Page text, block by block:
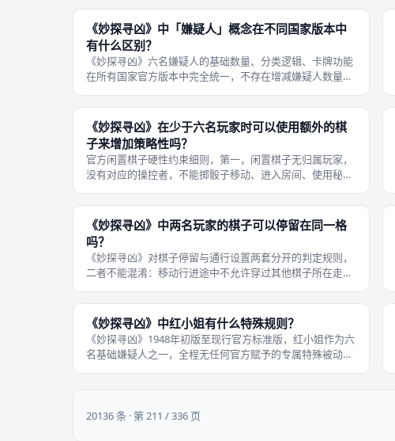
二层是定位卡牌持有者，知晓这条线索固定在某名玩家手
牌，通过多轮交叉假设拆分线索分布，
《妙探寻凶》中「嫌疑人」概念在不同国家版本中
有什么区别？
《妙探寻凶》六名嫌疑人的基础数量、分类逻辑、卡牌功能
在所有国家官方版本中完全统一，不存在增减嫌疑人数量、
地化微调：人物姓名翻译、角色背景故事描述、2016年全球
统一人物替换，所有调整仅影响
《妙探寻凶》在少于六名玩家时可以使用额外的棋
子来增加策略性吗？
官方闲置棋子硬性约束细则，第一，闲置棋子无归属玩家，
没有对应的操控者，不能掷骰子移动、进入房间、使用秘密
式指控时，虽然可以口头提及闲置棋子对应的嫌疑人卡牌，
但闲置棋子本身不承载任何线索交互
《妙探寻凶》中两名玩家的棋子可以停留在同一格
吗？
《妙探寻凶》对棋子停留与通行设置两套分开的判定规则，
二者不能混淆：移动行进途中不允许穿过其他棋子所在走廊
停放在同一个空白走廊格子，不存在人数上限、驱逐、碰撞
惩罚，房间内部无可停留格子，不存
《妙探寻凶》中红小姐有什么特殊规则？
《妙探寻凶》1948年初版至现行官方标准版，红小姐作为六
名基础嫌疑人之一，全程无任何官方赋予的专属特殊被动、
20136 条 · 第 211 / 336 页